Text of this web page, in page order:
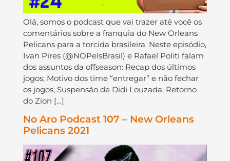
Olá, somos o podcast que vai trazer até você os
comentários sobre a franquia do New Orleans
Pelicans para a torcida brasileira. Neste episódio,
Ivan Pires (@NOPelsBrasil) e Rafael Politi falam
dos assuntos da offseason: Recap dos últimos
jogos; Motivo dos time “entregar” e não fechar
os jogos; Suspensão de Didi Louzada; Retorno
do Zion […]
No Aro Podcast 107 – New Orleans
Pelicans 2021